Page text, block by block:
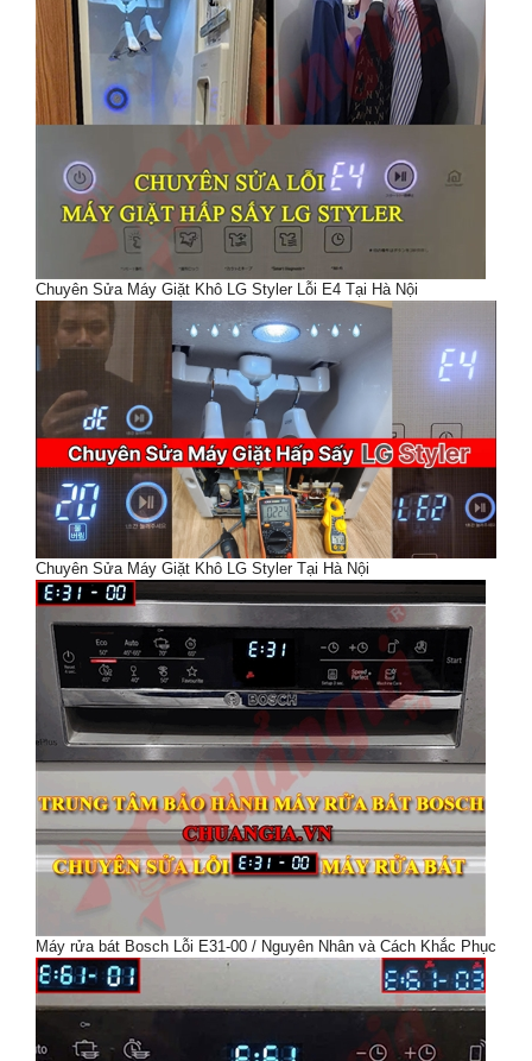
Chuyên Sửa Máy Giặt Khô LG Styler Lỗi E4 Tại Hà Nội
Chuyên Sửa Máy Giặt Khô LG Styler Tại Hà Nội
Máy rửa bát Bosch Lỗi E31-00 / Nguyên Nhân và Cách Khắc Phục